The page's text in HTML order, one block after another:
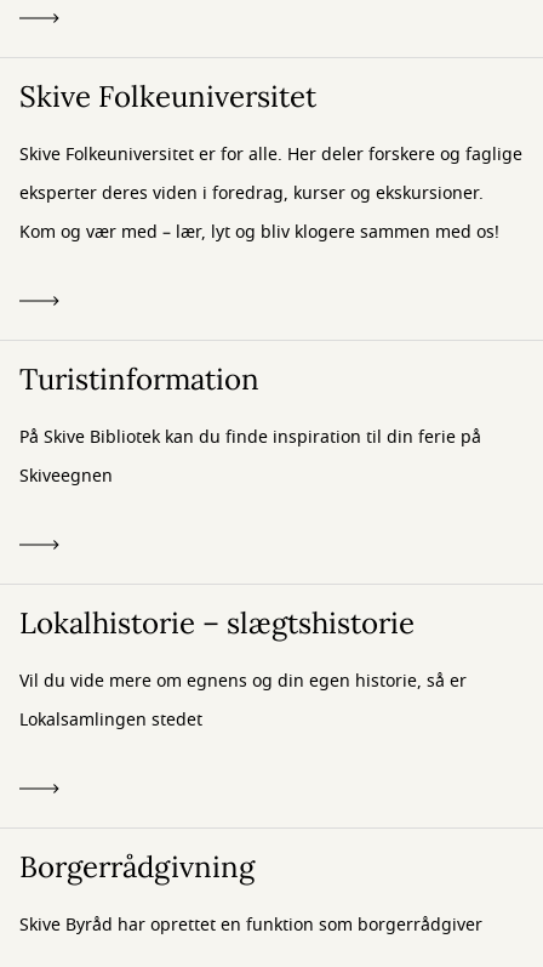
Skive Folkeuniversitet
Skive Folkeuniversitet er for alle. Her deler forskere og faglige
eksperter deres viden i foredrag, kurser og ekskursioner.
Kom og vær med – lær, lyt og bliv klogere sammen med os!
Turistinformation
På Skive Bibliotek kan du finde inspiration til din ferie på
Skiveegnen
Lokalhistorie – slægtshistorie
Vil du vide mere om egnens og din egen historie, så er
Lokalsamlingen stedet
Borgerrådgivning
Skive Byråd har oprettet en funktion som borgerrådgiver